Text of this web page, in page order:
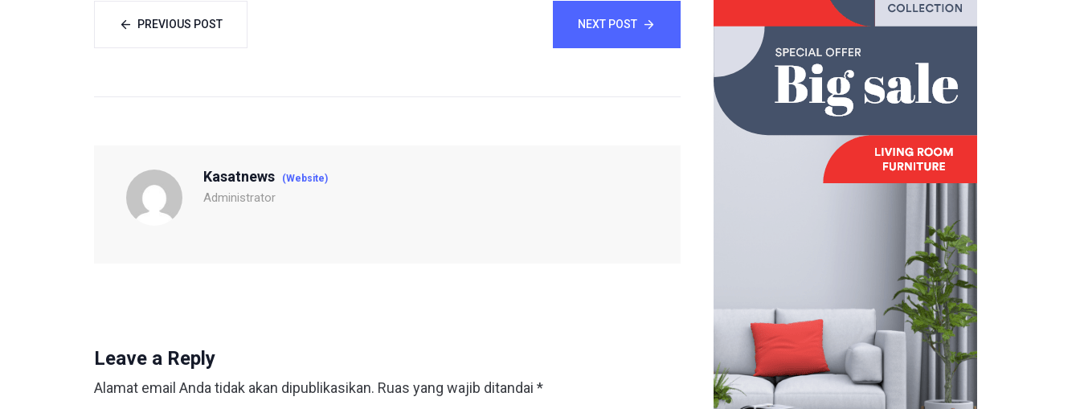
PREVIOUS POST NEXT POST
Kasatnews (Website)
Administrator
Leave a Reply
Alamat email Anda tidak akan dipublikasikan. Ruas yang wajib ditandai *